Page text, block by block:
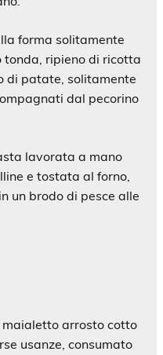
forma solitamente
ripieno di ricotta
di patate, solitamente
dal pecorino
lavorata a mano
e tostata al forno,
un brodo di pesce alle
maialetto arrosto cotto
usanze, consumato